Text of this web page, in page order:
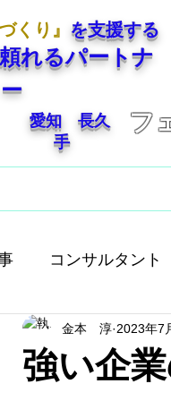
くり』 を支援する
れるパートナ
ー
愛知 長久
手
フ
コンサルタント
して大切なこと 店
強い企
金本 淳 2023年7